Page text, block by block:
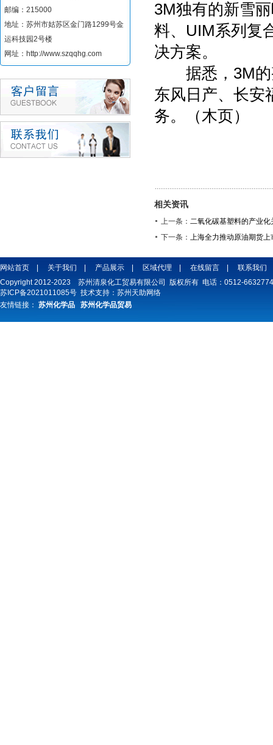
邮编：215000
地址：苏州市姑苏区金门路1299号金
运科技园2号楼
网址：http://www.szqqhg.com
3M独有的新雪
料、UIM系列复
决方案。
据悉，3M的
东风日产、长安
务。（木页）
相关资讯
上一条： 二氧化碳基塑料的产业
下一条： 上海全力推动原油期货上
网站首页 关于我们 产品展示 区域代理 在线留言
联系我们
Copyright 2012-2023 苏州清泉化工贸易有限公司 版权所有 电话：0512-
苏ICP备2021011085号 技术支持： 苏州天助网络
友情链接： 苏州化学品 苏州化学品贸易